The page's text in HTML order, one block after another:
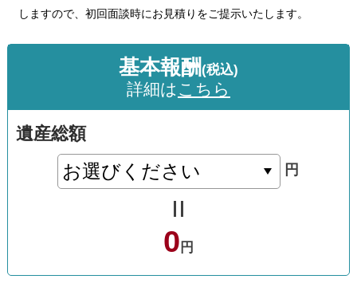
しますので、初回面談時にお見積りをご提示いたします。
基本報酬(税込)
詳細は こちら
遺産総額
円
0 円